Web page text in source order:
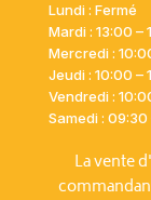
Lundi : Fermé
Mardi : 13:00 –
Mercredi :
Jeudi : 10:00 –
Vendredi :
Samedi : 09:30
La vente